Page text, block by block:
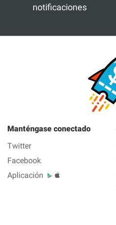
notificaciones
Manténgase conectado
Twitter
Facebook
Aplicación